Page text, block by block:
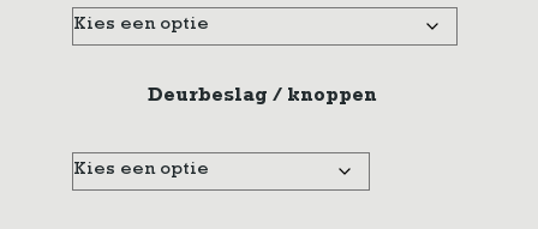
Deurbeslag / knoppen